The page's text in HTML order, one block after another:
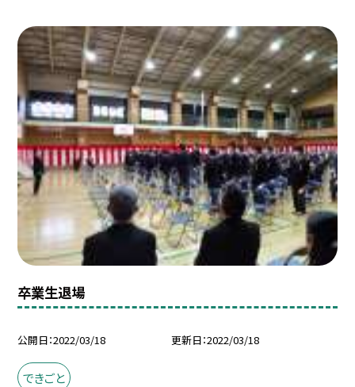
卒業生退場
公開日 2022/03/18 更新日 2022/03/18
できごと